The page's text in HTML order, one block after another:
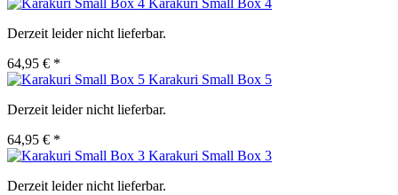
Karakuri Small Box 4
Derzeit leider nicht lieferbar.
64,95 € *
Karakuri Small Box 5
Derzeit leider nicht lieferbar.
64,95 € *
Karakuri Small Box 3
Derzeit leider nicht lieferbar.